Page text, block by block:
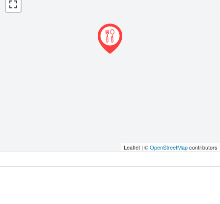
Leaflet | ©OpenStreetMapcontributors